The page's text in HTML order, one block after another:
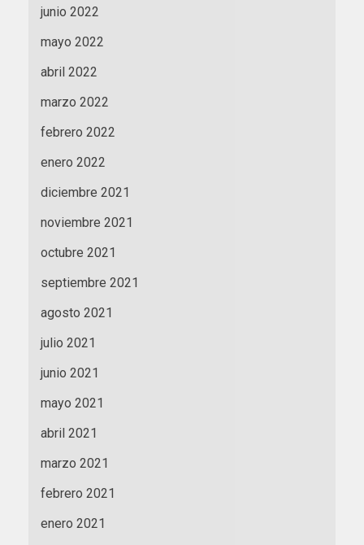
junio 2022
mayo 2022
abril 2022
marzo 2022
febrero 2022
enero 2022
diciembre 2021
noviembre 2021
octubre 2021
septiembre 2021
agosto 2021
julio 2021
junio 2021
mayo 2021
abril 2021
marzo 2021
febrero 2021
enero 2021